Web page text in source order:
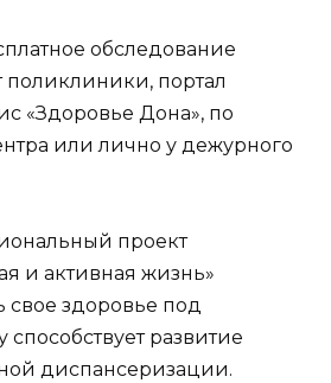
обследование
поликлиники, портал
«Здоровье Дона», по
или лично у дежурного
проект
и активная жизнь»
свое здоровье под
способствует развитие
диспансеризации.